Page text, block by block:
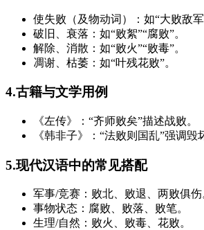
使失败（及物动词）：如“大败敌军
破旧、衰落：如“败絮”“腐败”。
解除、消散：如“败火”“败毒”。
凋谢、枯萎：如“叶残花败”。
4.古籍与文学用例
《左传》：“齐师败矣”描述战败。
《韩非子》：“法败则国乱”强调毁
5.现代汉语中的常见搭配
军事/竞赛：败北、败退、两败俱伤
事物状态：腐败、败落、败笔。
生理/自然：败火、败毒、花败。